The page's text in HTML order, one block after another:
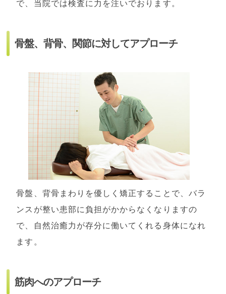
で、当院では検査に力を注いでおります。
骨盤、背骨、関節に対してアプローチ
骨盤、背骨まわりを優しく矯正することで、バラ
ンスが整い患部に負担がかからなくなりますの
で、自然治癒力が存分に働いてくれる身体になれ
ます。
筋肉へのアプローチ